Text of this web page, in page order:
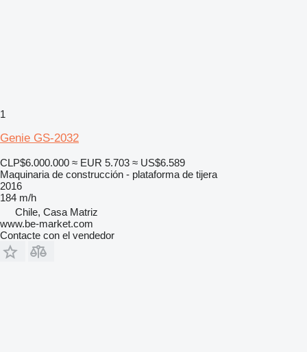
1
Genie GS-2032
CLP$6.000.000 ≈ EUR 5.703 ≈ US$6.589
Maquinaria de construcción - plataforma de tijera
2016
184 m/h
Chile, Casa Matriz
www.be-market.com
Contacte con el vendedor